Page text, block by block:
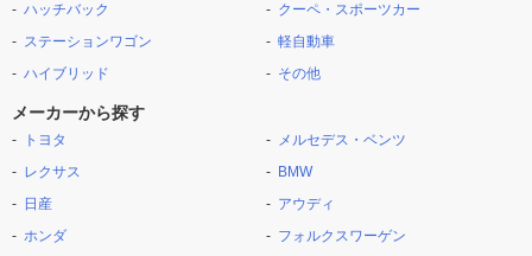
ハッチバック
ステーションワゴン
ハイブリッド
クーペ・スポーツカー
軽自動車
その他
メーカーから探す
トヨタ
レクサス
日産
ホンダ
メルセデス・ベンツ
BMW
アウディ
フォルクスワーゲン